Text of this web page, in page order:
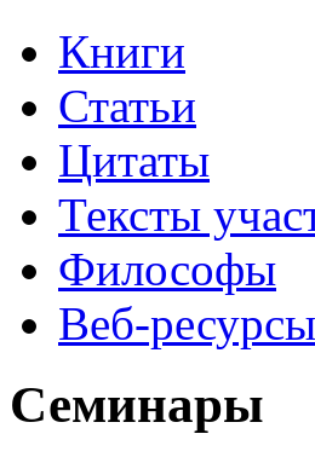
Книги
Статьи
Цитаты
Тексты
Философы
Веб-ресурсы
Семинары